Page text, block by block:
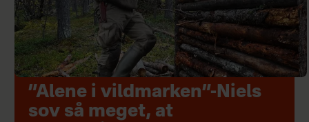
”Alene i vildmarken”-Niels
sov så meget, at